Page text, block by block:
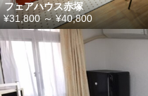
フェアハウス赤塚
¥31,800～¥40,800